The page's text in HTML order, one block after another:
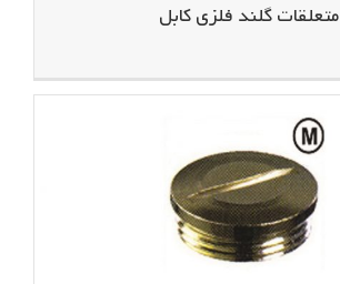
متعلقات گلند فلزی کابل